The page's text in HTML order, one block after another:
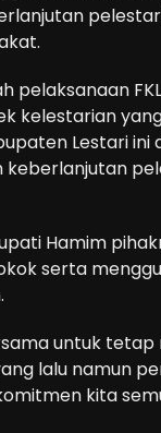
pelaksanaan
kelestarian
Lestari ini
Hamim
serta
untuk tetap
lalu namun
kita